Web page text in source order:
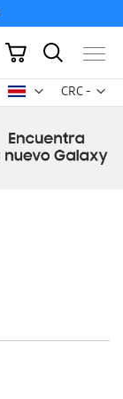
CRC -
colón
Mi carrito